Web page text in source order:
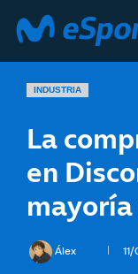
INDUSTRIA
La
en
Álex